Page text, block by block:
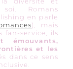
Romans
en parle
), mais
fan-service, ils
émouvants,
et les
dans ce sens